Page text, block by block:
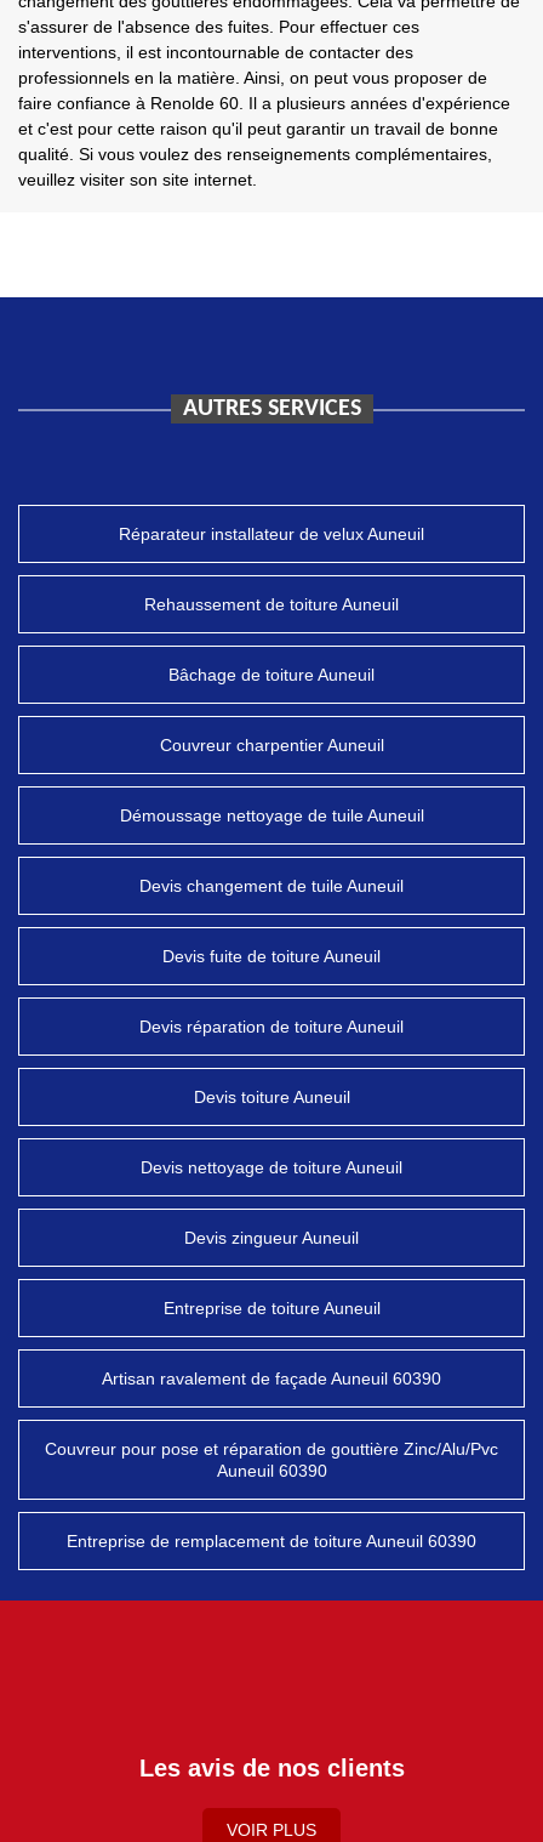
s'assurer de l'absence des fuites. Pour effectuer ces
interventions, il est incontournable de contacter des
professionnels en la matière. Ainsi, on peut vous proposer de
faire confiance à Renolde 60. Il a plusieurs années d'expérience
et c'est pour cette raison qu'il peut garantir un travail de bonne
qualité. Si vous voulez des renseignements complémentaires,
veuillez visiter son site internet.
AUTRES SERVICES
Réparateur installateur de velux Auneuil
Rehaussement de toiture Auneuil
Bâchage de toiture Auneuil
Couvreur charpentier Auneuil
Démoussage nettoyage de tuile Auneuil
Devis changement de tuile Auneuil
Devis fuite de toiture Auneuil
Devis réparation de toiture Auneuil
Devis toiture Auneuil
Devis nettoyage de toiture Auneuil
Devis zingueur Auneuil
Entreprise de toiture Auneuil
Artisan ravalement de façade Auneuil 60390
Couvreur pour pose et réparation de gouttière Zinc/Alu/Pvc
Auneuil 60390
Entreprise de remplacement de toiture Auneuil 60390
Les avis de nos clients
VOIR PLUS